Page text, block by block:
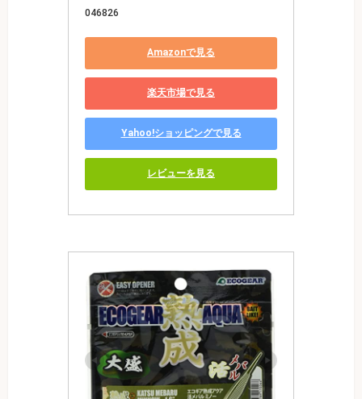
046826
Amazonで見る
楽天市場で見る
Yahoo!ショッピングで見る
レビューを見る